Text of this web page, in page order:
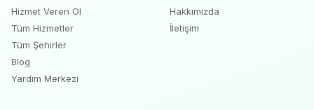
Hizmet Veren Ol
Tüm Hizmetler
Tüm Şehirler
Blog
Yardım Merkezi
Hakkımızda
İletişim